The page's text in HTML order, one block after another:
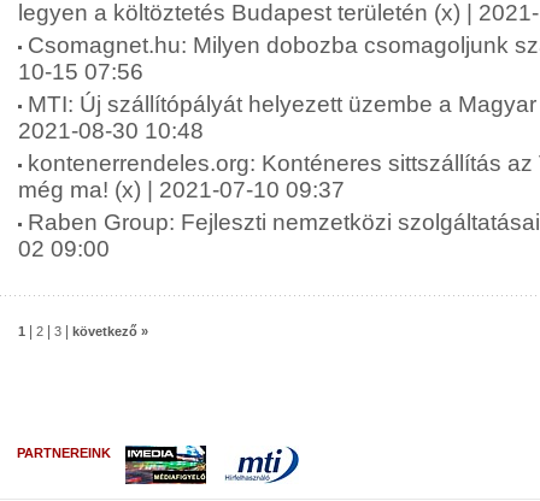
legyen a költöztetés Budapest területén (x) |
Csomagnet.hu: Milyen dobozba csomagoljunk
10-15 07:56
MTI: Új szállítópályát helyezett üzembe a
2021-08-30 10:48
kontenerrendeles.org: Konténeres sittszállítás az
még ma! (x) | 2021-07-10 09:37
Raben Group: Fejleszti nemzetközi
02 09:00
1 2 3 következő »
PARTNEREINK